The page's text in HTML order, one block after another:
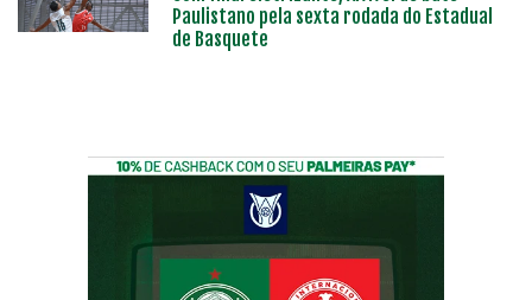
Paulistano pela sexta rodada do Estadual
de Basquete